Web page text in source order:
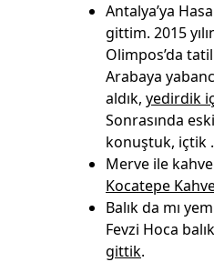
Antalya’ya
gittim. 2015
Olimpos’da
Arabaya
aldık, yedirdik
Sonrasında
konuştuk, içtik
Merve ile
Kocatepe
Balık da mı
Fevzi Hoca
gittik.